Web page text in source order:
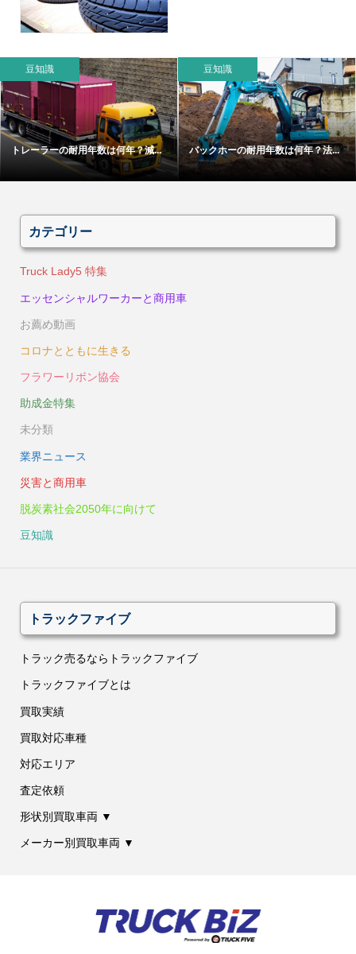
豆知識
トレーラーの耐用年数は何年？減...
豆知識
バックホーの耐用年数は何年？法...
カテゴリー
Truck Lady5 特集
エッセンシャルワーカーと商用車
お薦め動画
コロナとともに生きる
フラワーリボン協会
助成金特集
未分類
業界ニュース
災害と商用車
脱炭素社会2050年に向けて
豆知識
トラックファイブ
トラック売るならトラックファイブ
トラックファイブとは
買取実績
買取対応車種
対応エリア
査定依頼
形状別買取車両 ▼
メーカー別買取車両 ▼